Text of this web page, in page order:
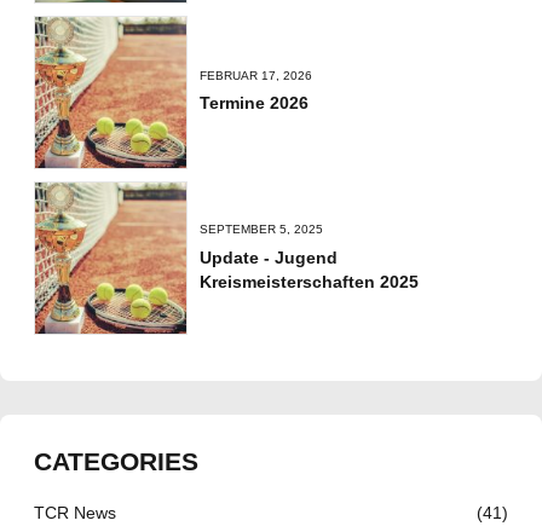
FEBRUAR 17, 2026
Termine 2026
SEPTEMBER 5, 2025
Update - Jugend
Kreismeisterschaften 2025
CATEGORIES
TCR News (41)